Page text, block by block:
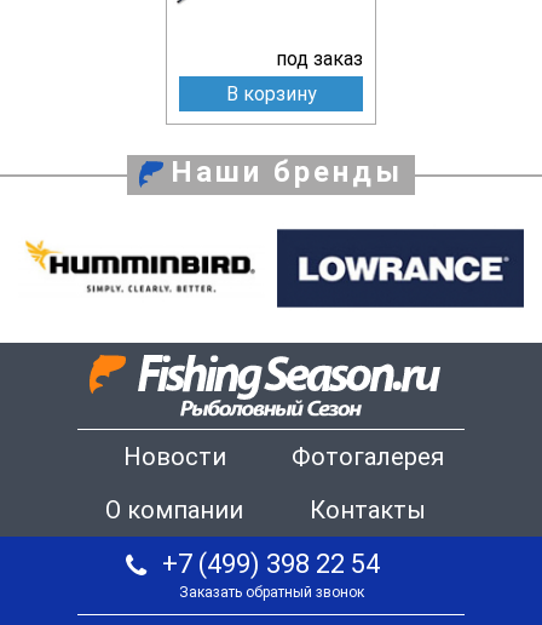
под заказ
В корзину
Наши бренды
Новости
Фотогалерея
О компании
Контакты
+7 (499) 398 22 54
Заказать обратный звонок